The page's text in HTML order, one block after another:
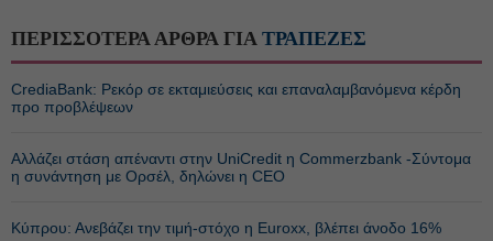
ΠΕΡΙΣΣΟΤΕΡΑ ΑΡΘΡΑ ΓΙΑ ΤΡΑΠΕΖΕΣ
CrediaBank: Ρεκόρ σε εκταμιεύσεις και επαναλαμβανόμενα κέρδη
προ προβλέψεων
Αλλάζει στάση απέναντι στην UniCredit η Commerzbank -Σύντομα
η συνάντηση με Ορσέλ, δηλώνει η CEO
Κύπρου: Ανεβάζει την τιμή-στόχο η Euroxx, βλέπει άνοδο 16%